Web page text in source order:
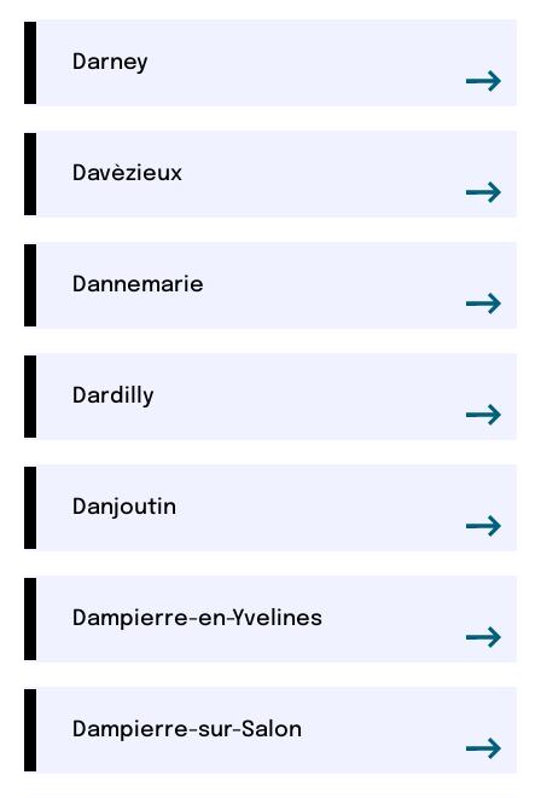
Darney
Davèzieux
Dannemarie
Dardilly
Danjoutin
Dampierre-en-Yvelines
Dampierre-sur-Salon